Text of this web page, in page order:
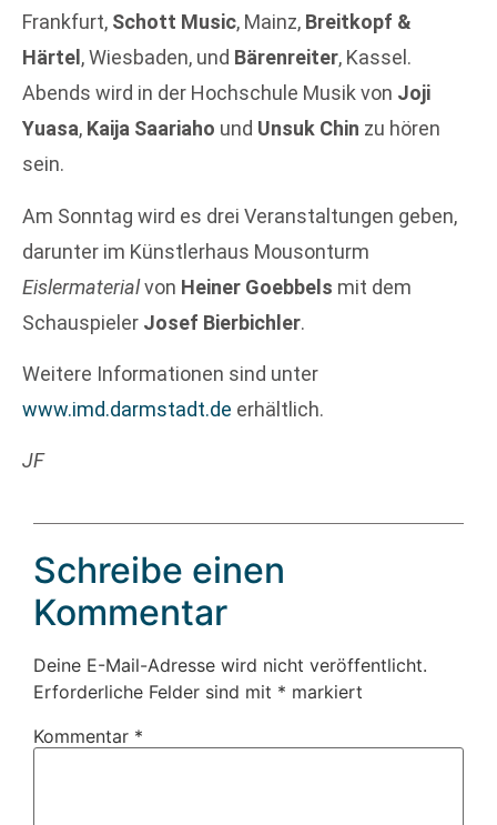
Frankfurt, Schott Music, Mainz, Breitkopf &
Härtel , Wiesbaden, und Bärenreiter, Kassel.
Abends wird in der Hochschule Musik von Joji
Yuasa, Kaija Saariaho und Unsuk Chin zu hören
sein.
Am Sonntag wird es drei Veranstaltungen geben,
darunter im Künstlerhaus Mousonturm
Eislermaterialvon Heiner Goebbels mit dem
Schauspieler Josef Bierbichler.
Weitere Informationen sind unter
www.imd.darmstadt.de erhältlich.
JF
Schreibe einen
Kommentar
Deine E-Mail-Adresse wird nicht veröffentlicht.
Erforderliche Felder sind mit * markiert
Kommentar *